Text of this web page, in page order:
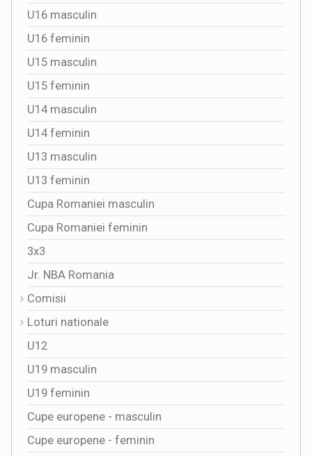
U16 masculin
U16 feminin
U15 masculin
U15 feminin
U14 masculin
U14 feminin
U13 masculin
U13 feminin
Cupa Romaniei masculin
Cupa Romaniei feminin
3x3
Jr. NBA Romania
Comisii
Loturi nationale
U12
U19 masculin
U19 feminin
Cupe europene - masculin
Cupe europene - feminin